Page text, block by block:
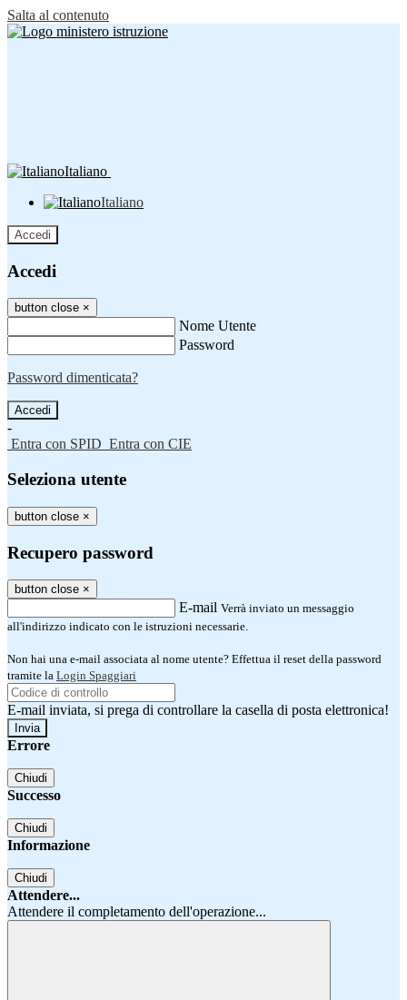
Salta al contenuto
Italiano
Italiano
Accedi
Accedi
button close ×
Nome Utente
Password
Password dimenticata?
-
Entra con SPID Entra con CIE
Seleziona utente
button close ×
Recupero password
button close ×
E-mail Verrà inviato un messaggio
all'indirizzo indicato con le istruzioni necessarie.
Non hai una e-mail associata al nome utente? Effettua il reset della password
tramite la Login Spaggiari
E-mail inviata, si prega di controllare la casella di posta elettronica!
Errore
Chiudi
Successo
Chiudi
Informazione
Chiudi
Attendere...
Attendere il completamento dell'operazione...